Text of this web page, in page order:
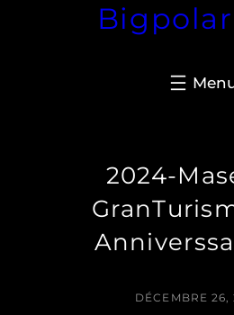
2024-
DÉCEMBRE 26,